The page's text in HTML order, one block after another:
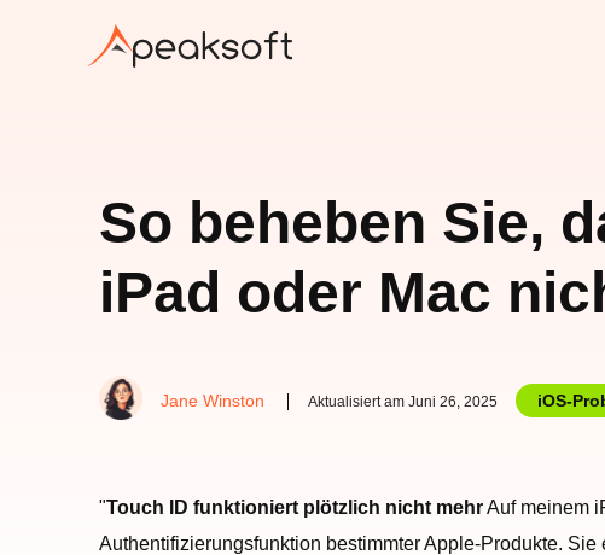
So beheben Sie,
iPad oder Mac
Jane Winston Aktualisiert am Juni 26, 2025 iOS-
"Touch ID funktioniert plötzlich nicht mehrAuf meinem
Authentifizierungsfunktion bestimmter Apple-Produkte.